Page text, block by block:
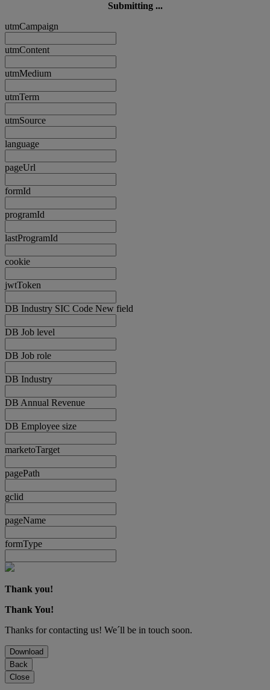
Submitting ...
utmCampaign
utmContent
utmMedium
utmTerm
utmSource
language
pageUrl
formId
programId
lastProgramId
cookie
jwtToken
DB Industry SIC Code New field
DB Job level
DB Job role
DB Industry
DB Annual Revenue
DB Employee size
marketoTarget
pagePath
gclid
pageName
formType
Thank you!
Thank You!
Thanks for contacting us! We´ll be in touch soon.
Download
Back
Close